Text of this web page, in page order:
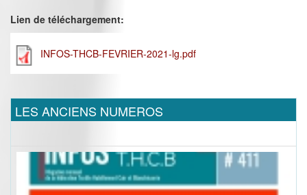
Lien de téléchargement:
INFOS-THCB-FEVRIER-2021-lg.pdf
LES ANCIENS NUMEROS